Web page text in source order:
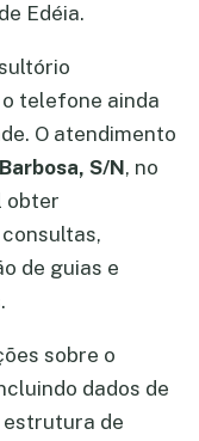
Edéia.
o telefone ainda
O atendimento
S/N, no
obter
de guias e
sobre o
dados de
de